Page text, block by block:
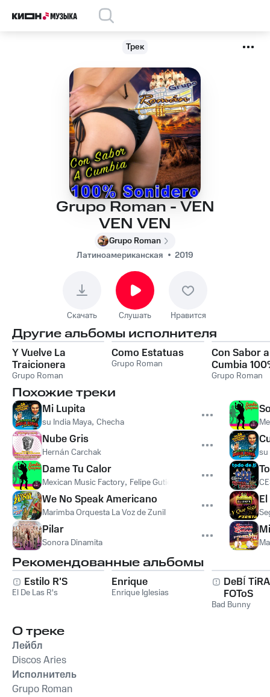
Трек
Grupo Roman - VEN
VEN VEN
Grupo Roman
Латиноамериканская
2019
Скачать Слушать Нравится
Другие альбомы исполнителя
Y Vuelve La
Traicionera
Grupo Roman
Como Estatuas
Grupo Roman
Con Sabor a
Cumbia
Sonidero
Grupo Roman
Похожие треки
Mi Lupita
su India Maya, Checha
Nube Gris
Hernán Carchak
Dame Tu Calor
Mexican Music Factory, Felipe Gutiérrez Domingo Suarez,
We No Speak Americano
Marimba Orquesta La Voz de Zunil
Pilar
Sonora Dinamita
su
Рекомендованные альбомы
Estilo R'S
El De Las R's
Enrique
Enrique Iglesias
DeBÍ
FOToS
Bad Bunny
О треке
Лейбл
Discos Aries
Исполнитель
Grupo Roman